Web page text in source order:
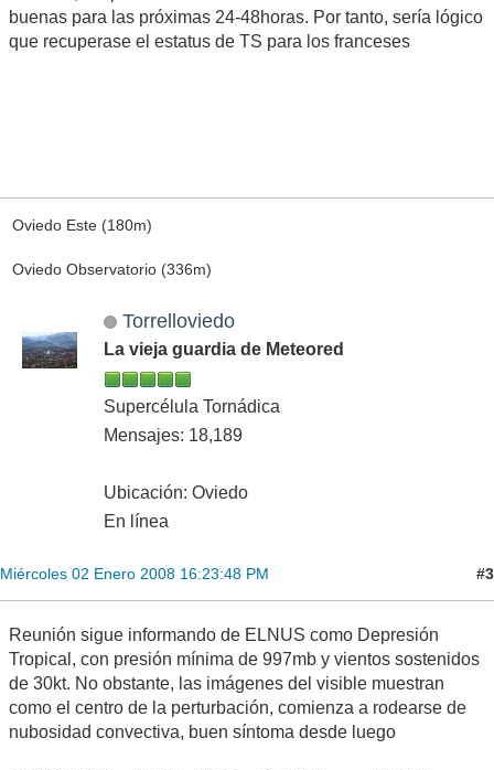
buenas para las próximas 24-48horas. Por tanto, sería lógico
que recuperase el estatus de TS para los franceses
Oviedo Este (180m)
Oviedo Observatorio (336m)
Torrelloviedo
La vieja guardia de Meteored
Supercélula Tornádica
Mensajes: 18,189
Ubicación: Oviedo
En línea
Miércoles 02 Enero 2008 16:23:48 PM #3
Reunión sigue informando de ELNUS como Depresión
Tropical, con presión mínima de 997mb y vientos sostenidos
de 30kt. No obstante, las imágenes del visible muestran
como el centro de la perturbación, comienza a rodearse de
nubosidad convectiva, buen síntoma desde luego